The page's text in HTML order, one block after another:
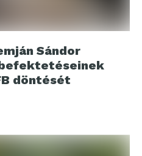
Sándor
döntését